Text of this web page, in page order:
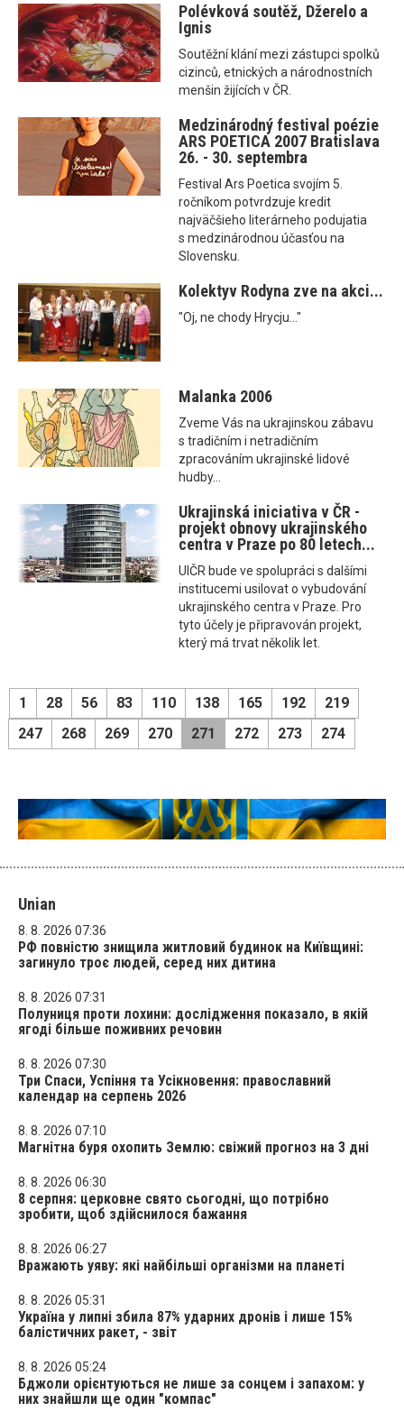
Polévková soutěž, Džerelo a
Ignis
Soutěžní klání mezi zástupci spolků
cizinců, etnických a národnostních
menšin žijících v ČR.
Medzinárodný festival poézie
ARS POETICA 2007 Bratislava
26. - 30. septembra
Festival Ars Poetica svojím 5.
ročníkom potvrdzuje kredit
najväčšieho literárneho podujatia
s medzinárodnou účasťou na
Slovensku.
Kolektyv Rodyna zve na akci...
"Oj, ne chody Hrycju..."
Malanka 2006
Zveme Vás na ukrajinskou zábavu
s tradičním i netradičním
zpracováním ukrajinské lidové
hudby...
Ukrajinská iniciativa v ČR -
projekt obnovy ukrajinského
centra v Praze po 80 letech...
UIČR bude ve spolupráci s dalšími
institucemi usilovat o vybudování
ukrajinského centra v Praze. Pro
tyto účely je připravován projekt,
který má trvat několik let.
1 28 56 83 110 138 165 192
219
247
268 269 270 271 272 273 274
Unian
8. 8. 2026 07:36
РФ повністю знищила житловий будинок на Київщині:
загинуло троє людей, серед них дитина
8. 8. 2026 07:31
Полуниця проти лохини: дослідження показало, в якій
ягоді більше поживних речовин
8. 8. 2026 07:30
Три Спаси, Успіння та Усікновення: православний
календар на серпень 2026
8. 8. 2026 07:10
Магнітна буря охопить Землю: свіжий прогноз на 3 дні
8. 8. 2026 06:30
8 серпня: церковне свято сьогодні, що потрібно
зробити, щоб здійснилося бажання
8. 8. 2026 06:27
Вражають уяву: які найбільші організми на планеті
8. 8. 2026 05:31
Україна у липні збила 87% ударних дронів і лише 15%
балістичних ракет, - звіт
8. 8. 2026 05:24
Бджоли орієнтуються не лише за сонцем і запахом: у
них знайшли ще один "компас"